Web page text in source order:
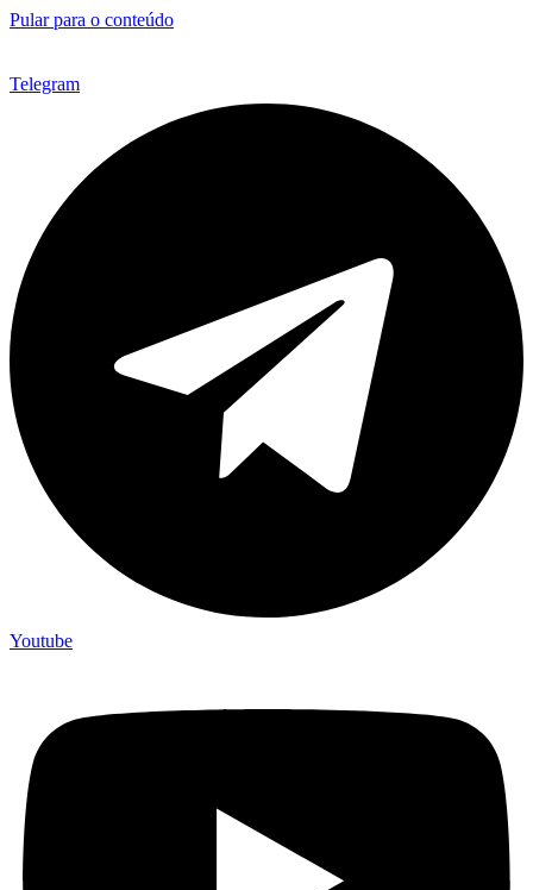
Pular para o conteúdo
Telegram
Youtube